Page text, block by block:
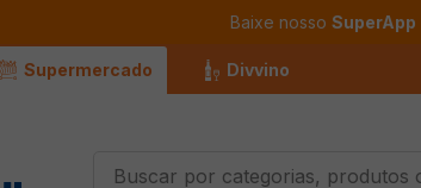
Baixe nosso SuperApp
Supermercado Divvino